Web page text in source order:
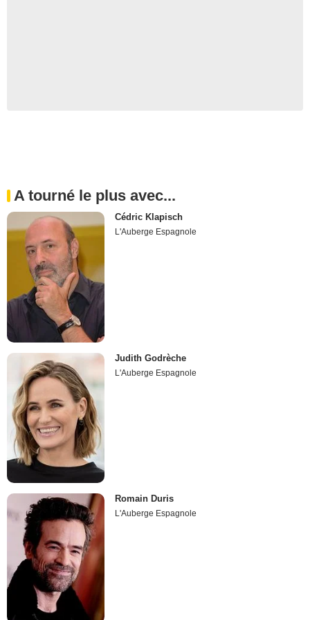
A tourné le plus avec...
Cédric Klapisch
L'Auberge Espagnole
Judith Godrèche
L'Auberge Espagnole
Romain Duris
L'Auberge Espagnole